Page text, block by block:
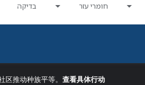
חומרי עזר בדיקה
区推动种族平等。 查看具体行动